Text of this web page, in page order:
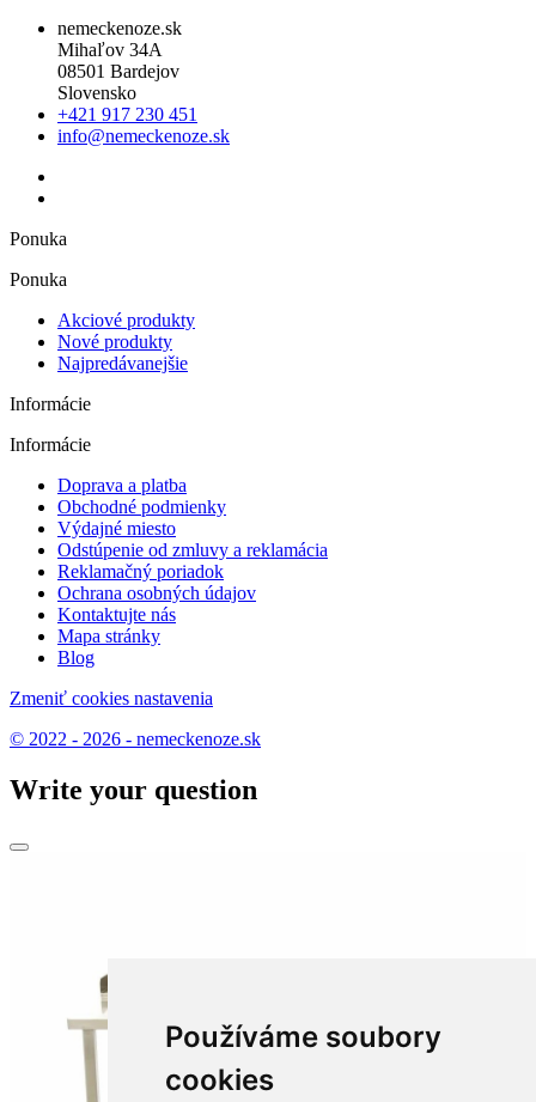
Používáme soubory
cookies
nemeckenoze.sk
Mihaľov 34A
08501 Bardejov
Slovensko
+421 917 230 451
info@nemeckenoze.sk
Ponuka
Ponuka
Akciové produkty
Nové produkty
Najpredávanejšie
Informácie
Informácie
Doprava a platba
Obchodné podmienky
Výdajné miesto
Odstúpenie od zmluvy a reklamácia
Reklamačný poriadok
Ochrana osobných údajov
Kontaktujte nás
Mapa stránky
Blog
Zmeniť cookies nastavenia
© 2022 - 2026 - nemeckenoze.sk
Write your question